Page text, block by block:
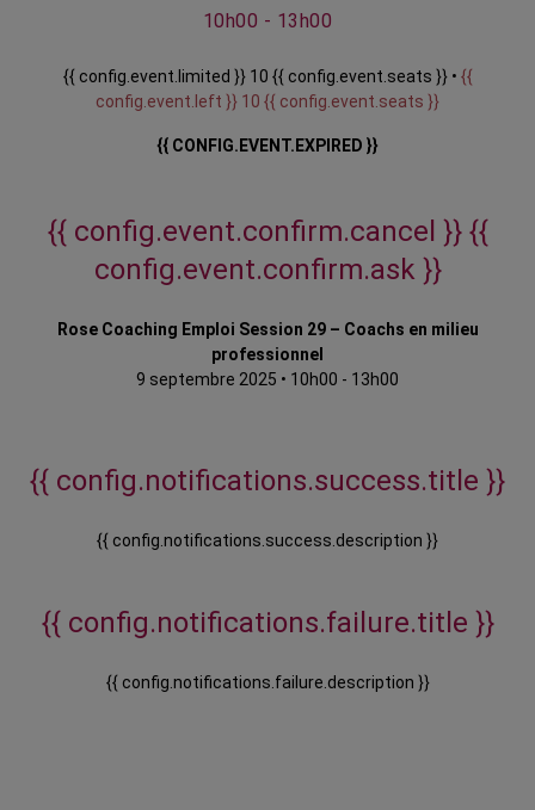
10h00 - 13h00
{{ config.event.limited }} 10 {{ config.event.seats }} • {{
config.event.left }} 10 {{ config.event.seats }}
{{ CONFIG.EVENT.EXPIRED }}
{{ config.event.confirm.cancel }} {{
config.event.confirm.ask }}
Rose Coaching Emploi Session 29 – Coachs en milieu
professionnel
9 septembre 2025 • 10h00 - 13h00
{{ config.notifications.success.title }}
{{ config.notifications.success.description }}
{{ config.notifications.failure.title }}
{{ config.notifications.failure.description }}